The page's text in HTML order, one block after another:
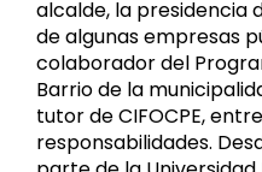
alcalde, la presidencia
de algunas empresas
colaborador del
Barrio de la
tutor de CIFOCPE,
responsabilidades.